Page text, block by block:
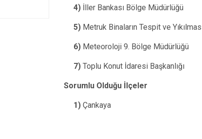
4) İller Bankası Bölge Müdürlüğü
5) Metruk Binaların Tespit ve
6) Meteoroloji 9. Bölge Müdürlüğü
7) Toplu Konut İdaresi Başkanlığı
Sorumlu Olduğu İlçeler
1)Çankaya